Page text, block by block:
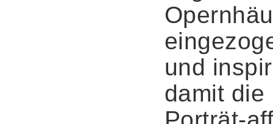
und
damit die